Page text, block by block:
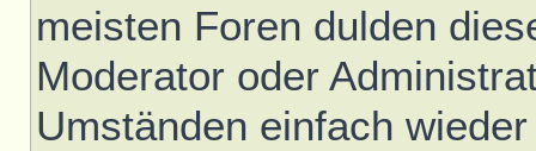
meisten Foren dulden
Moderator oder
Umständen einfach